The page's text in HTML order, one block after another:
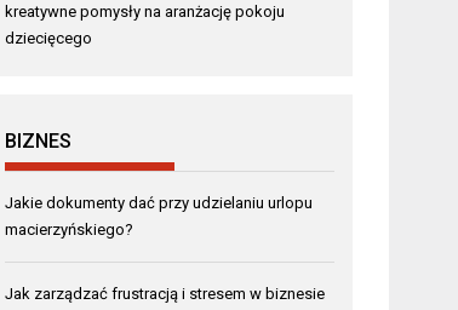
kreatywne pomysły na aranżację pokoju
dziecięcego
BIZNES
Jakie dokumenty dać przy udzielaniu urlopu
macierzyńskiego?
Jak zarządzać frustracją i stresem w biznesie